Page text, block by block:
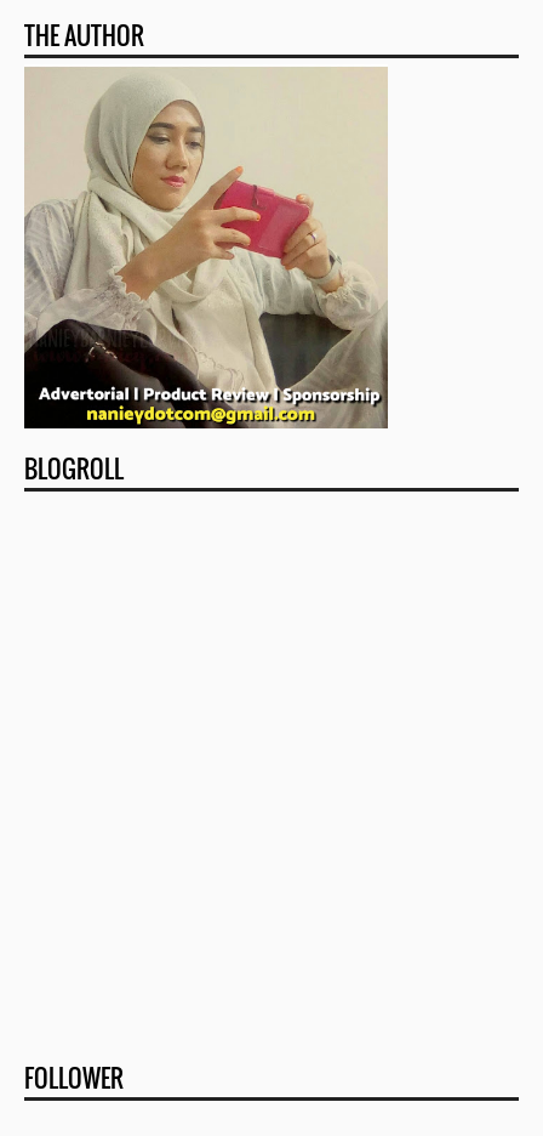
THE AUTHOR
BLOGROLL
FOLLOWER